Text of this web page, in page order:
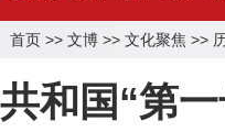
首页 >> 文博 >> 文化聚焦 >>
共和国“第